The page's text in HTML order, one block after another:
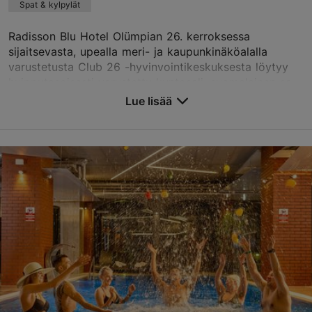
Lue ja kirjoita kommentteja TripAdvisorissa
Spat & kylpylät
Radisson Blu Hotel Olümpian 26. kerroksessa
sijaitsevasta, upealla meri- ja kaupunkinäköalalla
varustetusta Club 26 -hyvinvointikeskuksesta löytyy
Liivalaia tn 33, Tallinn
Keskusta
01.01–31.12
ma-su 07:00–22:00
Lue lisää
olympia.club26@radissonblu.com
+372 631 5585
Lue lisää